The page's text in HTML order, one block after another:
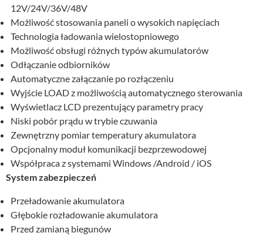
12V/24V/36V/48V
Możliwość stosowania paneli o wysokich napięciach
Technologia ładowania wielostopniowego
Możliwość obsługi różnych typów akumulatorów
Odłączanie odbiorników
Automatyczne załączanie po rozłączeniu
Wyjście LOAD z możliwością automatycznego sterowania
Wyświetlacz LCD prezentujący parametry pracy
Niski pobór prądu w trybie czuwania
Zewnętrzny pomiar temperatury akumulatora
Opcjonalny moduł komunikacji bezprzewodowej
Współpraca z systemami Windows /Android / iOS
System zabezpieczeń
Przeładowanie akumulatora
Głębokie rozładowanie akumulatora
Przed zamianą biegunów